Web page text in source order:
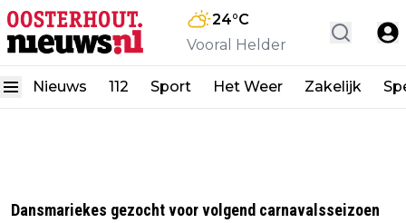
24°C
Vooral Helder
Nieuws 112 Sport Het Weer Zakelijk
Dansmariekes gezocht voor volgend carnavalsseizoen